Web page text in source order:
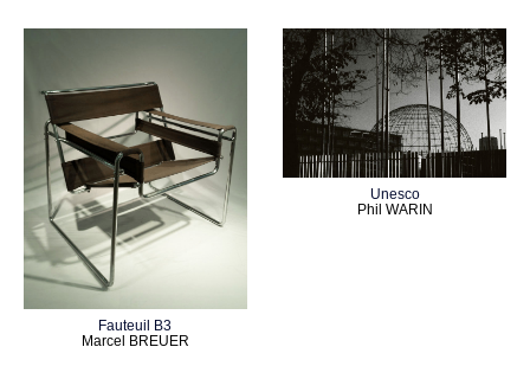
Fauteuil B3
Marcel BREUER
Unesco
Phil WARIN